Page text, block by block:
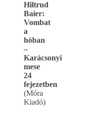
Hiltrud
Baier:
Vombat
a
hóban
–
Karácsonyi
mese
24
fejezetben
(Móra
Kiadó)